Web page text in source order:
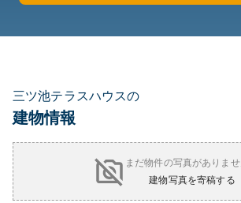
三ツ池テラスハウスの
建物情報
まだ物件の写真がありませ
建物写真を寄稿する